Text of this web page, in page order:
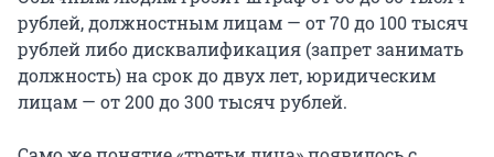
рублей, должностным лицам — от 70 до 100 тысяч
рублей либо дисквалификация (запрет занимать
должность) на срок до двух лет, юридическим
лицам — от 200 до 300 тысяч рублей.